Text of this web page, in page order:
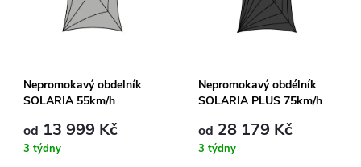
p
s
p
Nepromokavý obdelník
SOLARIA 55km/h
od 13 999 Kč
3 týdny
Nepromokavý obdélník
SOLARIA PLUS 75km/h
od 28 179 Kč
3 týdny